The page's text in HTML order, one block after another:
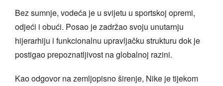
Bez sumnje, vodeća je u svijetu u sportskoj opremi,
odjeći i obući. Posao je zadržao svoju unutarnju
hijerarhiju i funkcionalnu upravljačku strukturu dok je
postigao prepoznatljivost na globalnoj razini.
Kao odgovor na zemljopisno širenje, Nike je tijekom